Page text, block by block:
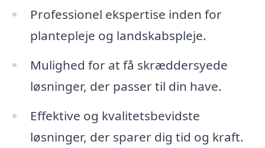
Professionel ekspertise inden for
plantepleje og landskabspleje.
Mulighed for at få skræddersyede
løsninger, der passer til din have.
Effektive og kvalitetsbevidste
løsninger, der sparer dig tid og kraft.